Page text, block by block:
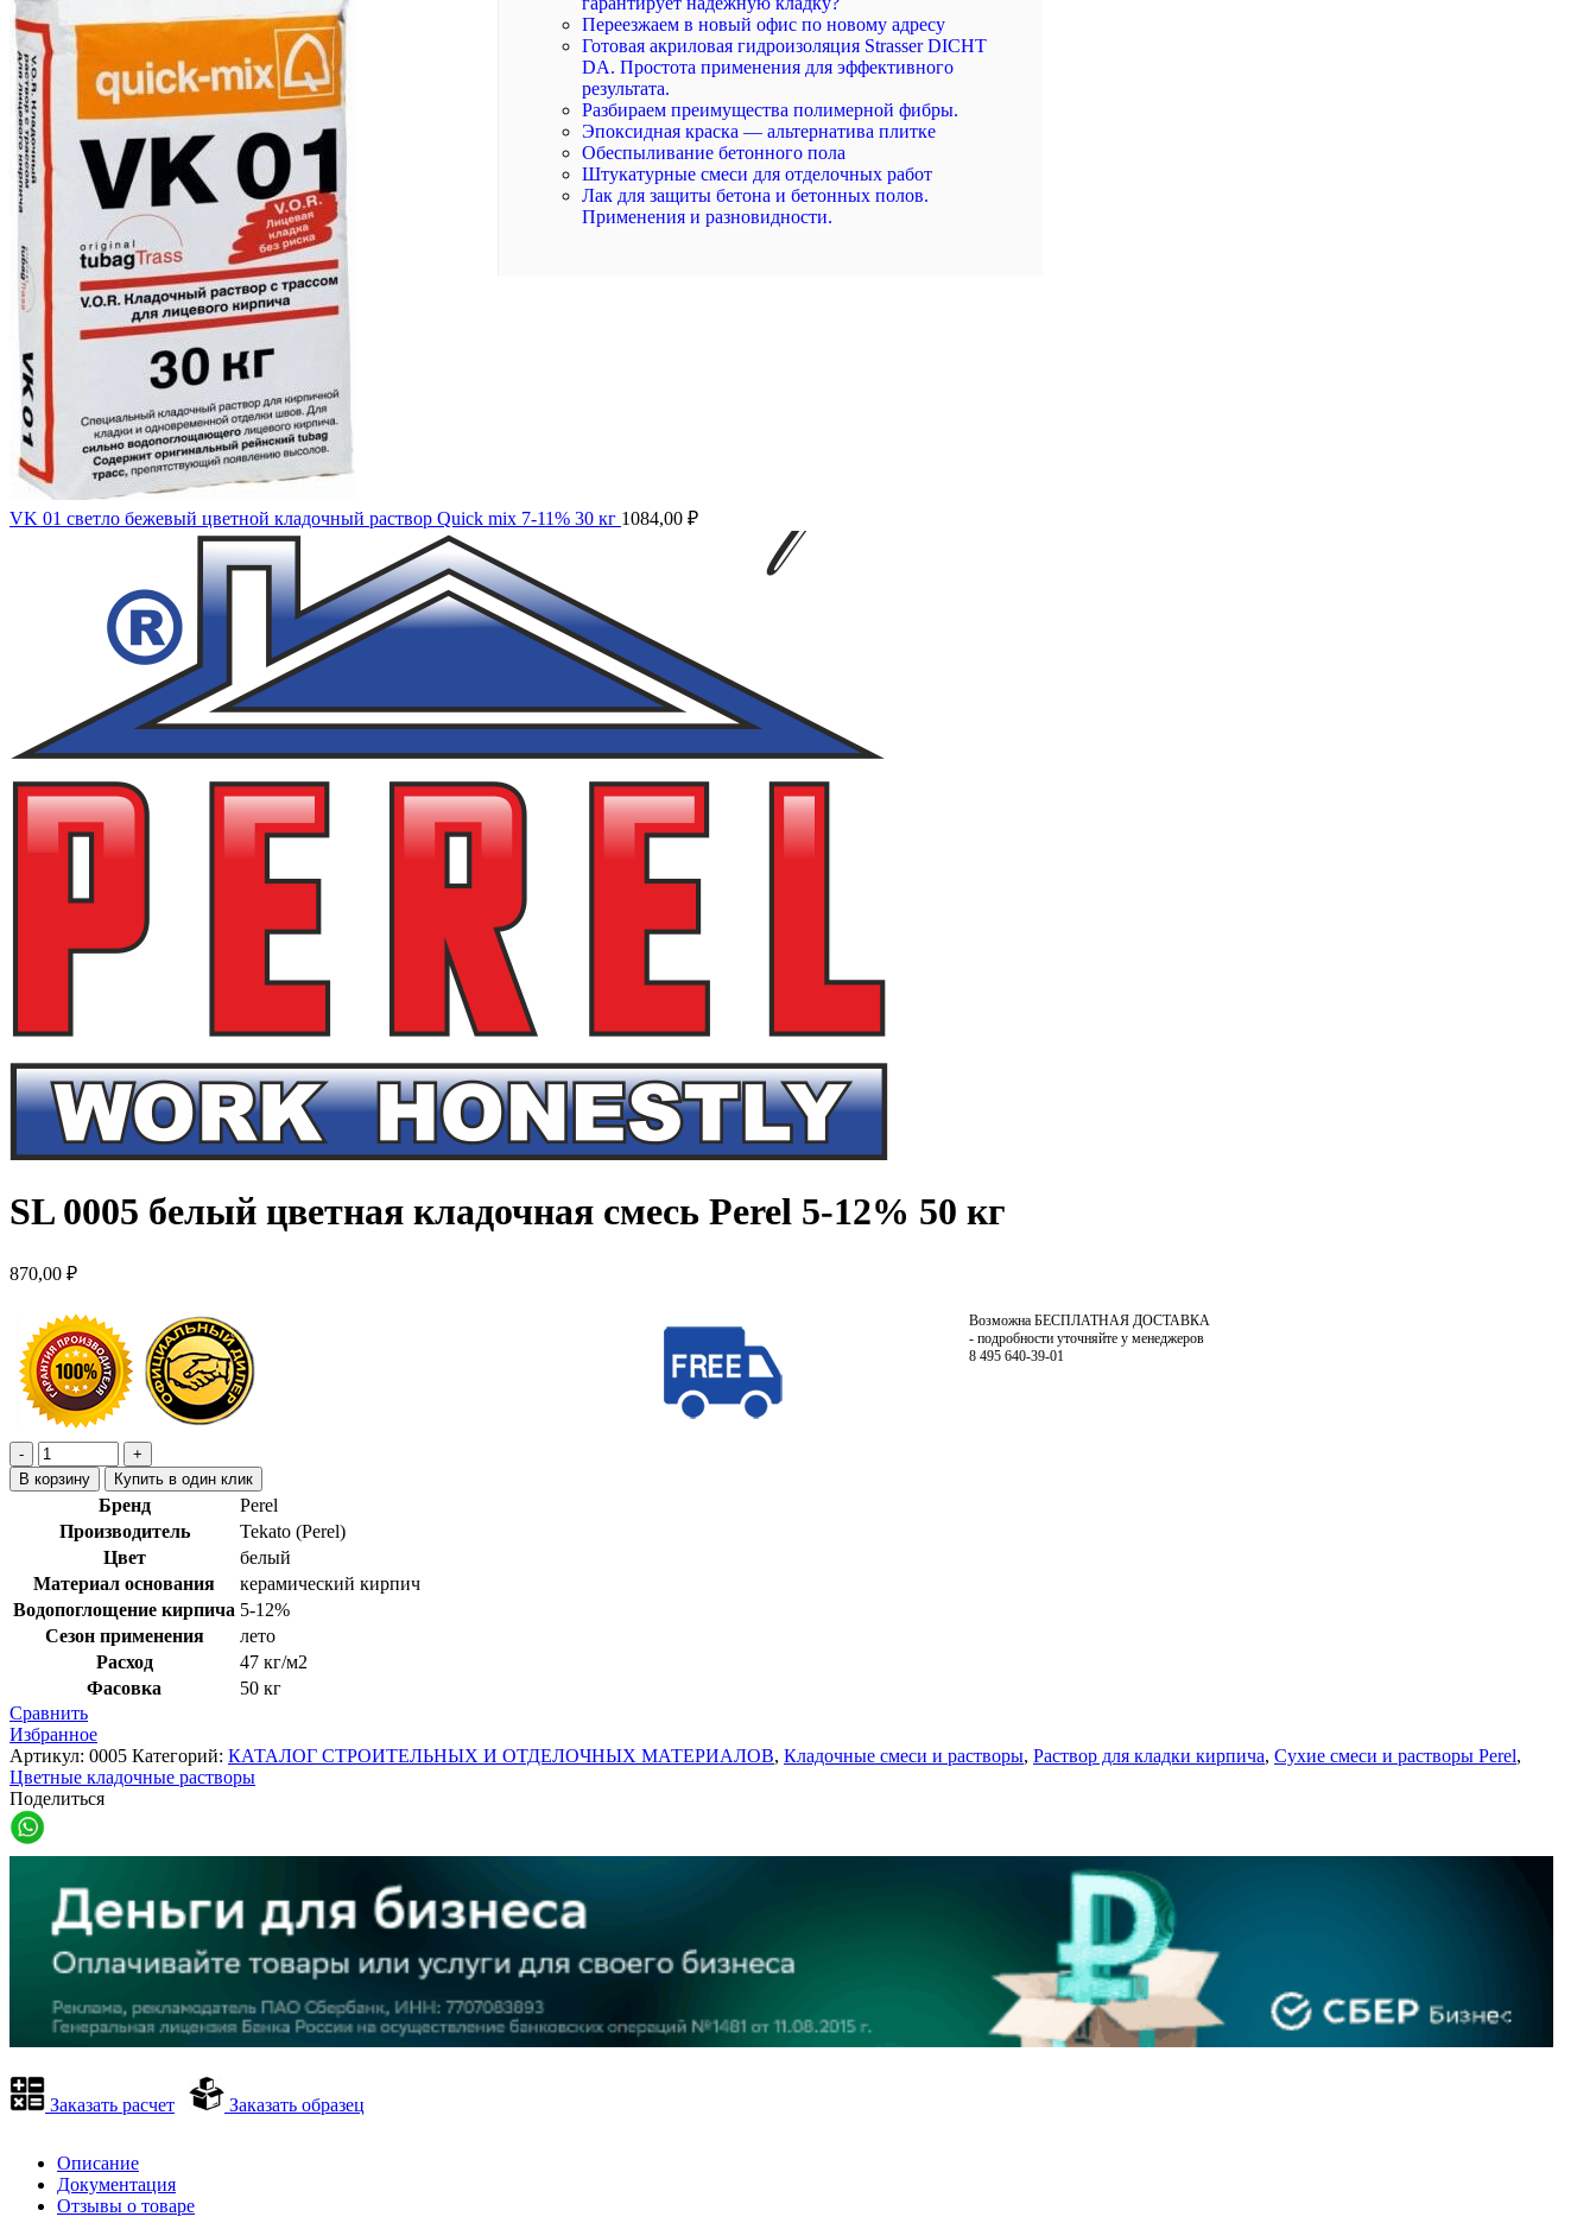
Переезжаем в новый офис по новому адресу
Готовая акриловая гидроизоляция Strasser DICHT
DA. Простота применения для эффективного
результата.
Разбираем преимущества полимерной фибры.
Эпоксидная краска — альтернатива плитке
Обеспыливание бетонного пола
Штукатурные смеси для отделочных работ
Лак для защиты бетона и бетонных полов.
Применения и разновидности.
Консультация без выходных: 9.00-20.00
8 (495) 642-22-01•8 (925) 543-83-07
VK 01 светло бежевый цветной кладочный раствор Quick mix 7-11% 30 кг 1084,00 ₽
SL 0005 белый цветная кладочная смесь Perel 5-12% 50 кг
870,00 ₽
Возможна БЕСПЛАТНАЯ ДОСТАВКА
- подробности уточняйте у менеджеров
8 495 640-39-01
В корзину Купить в один клик
Бренд
Perel
Производитель
Tekato (Perel)
Цвет
белый
Материал основания
керамический кирпич
Водопоглощение кирпича 5-12%
Сезон применения
лето
Расход
47 кг/м2
Фасовка
50 кг
Сравнить
Избранное
Артикул: 0005 Категорий: КАТАЛОГ СТРОИТЕЛЬНЫХ И ОТДЕЛОЧНЫХ МАТЕРИАЛОВ, Кладочные смеси и растворы, Раствор для кладки кирпича, Сухие смеси и растворы Perel,
Цветные кладочные растворы
Поделиться
Заказать расчет Заказать образец
Описание
Документация
Отзывы о товаре